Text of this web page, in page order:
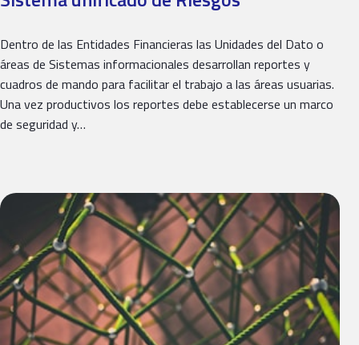
Dentro de las Entidades Financieras las Unidades del Dato o
áreas de Sistemas informacionales desarrollan reportes y
cuadros de mando para facilitar el trabajo a las áreas usuarias.
Una vez productivos los reportes debe establecerse un marco
de seguridad y…